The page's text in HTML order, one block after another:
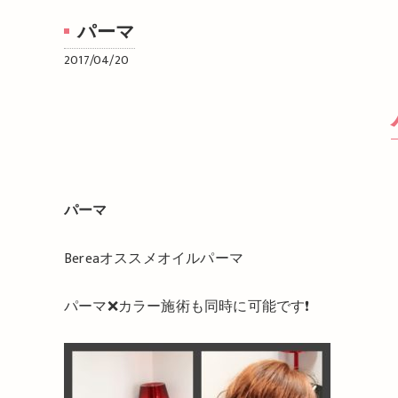
パーマ
2017/04/20
パーマ
Bereaオススメオイルパーマ
パーマ❌カラー施術も同時に可能です❗️